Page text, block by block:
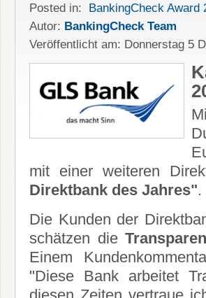
Posted in: BankingCheck Award
Autor: BankingCheck Team
Veröffentlicht am: Donnerstag 5
mit einer weiteren
Direktbank des Jahres".
Die Kunden der
schätzen die
Einem
"Diese Bank arbeitet